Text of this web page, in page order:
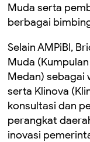
Muda serta
berbagai
Selain AMPiBI,
Muda
Medan) sebagai
serta Klinova
konsultasi dan
perangkat
inovasi